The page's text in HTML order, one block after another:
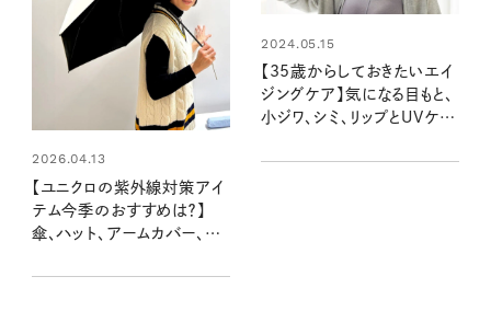
2026.04.13
【ユニクロの紫外線対策アイ
テム今季のおすすめは？】
傘、ハット、アームカバー、サ
ット”をスタイリストがチェッ
2024.05.15
【35歳からしておきたいエイ
ジングケア】気になる目もと、
小ジワ、シミ、リップとUVケア
美容のプロに聞きました